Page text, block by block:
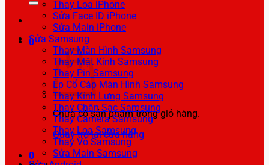
0
Chưa có sản phẩm trong giỏ hàng.
Quay trở lại cửa hàng
0
Thay Loa iPhone
Sửa Face ID iPhone
Sửa Main iPhone
Sửa Samsung
Thay Màn Hình Samsung
Thay Mặt Kính Samsung
Thay Pin Samsung
Ép Cổ Cáp Màn Hình Samsung
Thay Kính Lưng Samsung
Thay Chân Sạc Samsung
Thay Camera Samsung
Thay Loa Samsung
Thay Vỏ Samsung
Sửa Main Samsung